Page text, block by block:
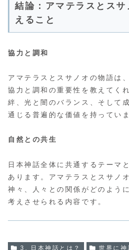
結論：アマテラスとスサ
えること
協力と調和
アマテラスとスサノオの物語は
協力と調和の重要性を教えてく
絆、光と闇のバランス、そして
通じる普遍的な価値を持っていま
自然との共生
日本神話全体に共通するテーマ
あります。アマテラスとスサノ
神々、人々との関係がどのよう
考えさせられる内容です。
3. 日本神話とは？ 世界に神